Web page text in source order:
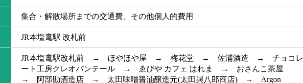
集合・解散場所までの交通費、その他個人的費用
JR本塩竃駅 改札前
JR本塩竃駅改札前 → ほやほや屋 → 梅花堂 → 佐浦酒造 → チョコレ
ート工房クレオバンテール → ゑびや カフェ はれま → おさんこ茶屋
→ 阿部勘酒造店 → 太田味噌醤油醸造元(太田與八郎商店) → Argon